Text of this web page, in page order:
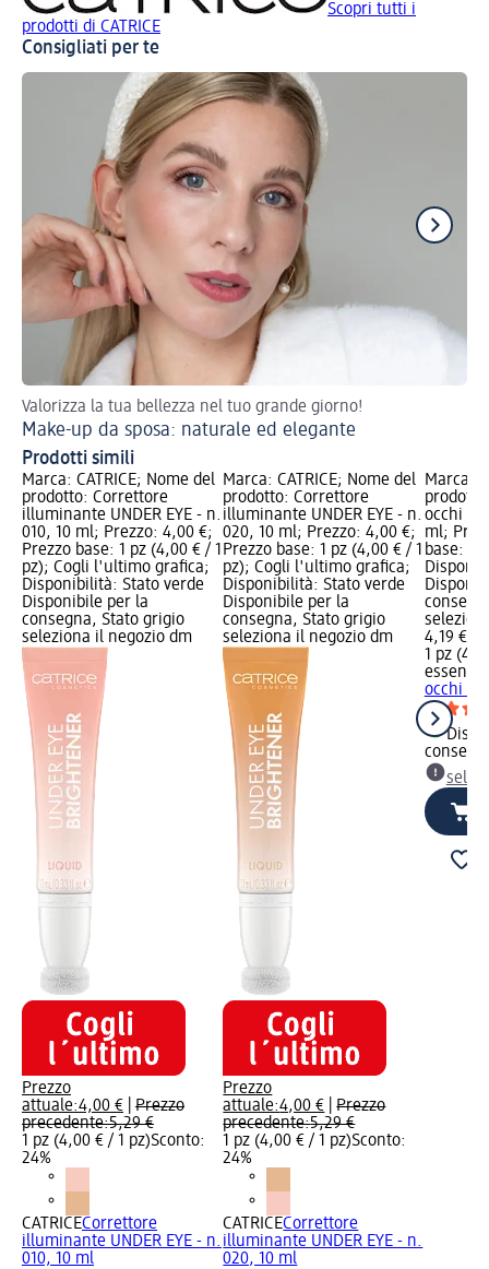
Scopri tutti i
prodotti di CATRICE
Consigliati per te
Valorizza la tua bellezza nel tuo grande giorno!
Make-up da sposa: naturale ed elegante
Prodotti simili
Marca: CATRICE; Nome del
prodotto: Correttore
illuminante UNDER EYE - n.
010, 10 ml; Prezzo: 4,00 €;
Prezzo base: 1 pz (4,00 € / 1
pz); Cogli l'ultimo grafica;
Disponibilità: Stato verde
Disponibile per la
consegna, Stato grigio
seleziona il negozio dm
Prezzo
attuale:4,00 €
Prezzo
precedente:5,29 €
1 pz (4,00 € / 1 pz)Sconto:
24%
CATRICECorrettore
illuminante UNDER EYE - n.
010, 10 ml
Marca: CATRICE; Nome del
prodotto: Correttore
illuminante UNDER EYE - n.
020, 10 ml; Prezzo: 4,00 €;
Prezzo base: 1 pz (4,00 € / 1
pz); Cogli l'ultimo grafica;
Disponibilità: Stato verde
Disponibile per la
consegna, Stato grigio
seleziona il negozio dm
Prezzo
attuale:4,00 € |Prezzo
precedente:5,29 €
1 pz (4,00 € / 1 pz)Sconto:
24%
CATRICECorrettore
illuminante UNDER EYE - n.
020, 10 ml
Marca:
occhi
ml;
base: 1
4,19 €
1 pz
essence
occhi